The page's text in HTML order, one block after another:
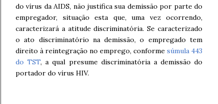
do vírus da AIDS, não justifica sua demissão por parte do
empregador, situação esta que, uma vez ocorrendo,
caracterizará a atitude discriminatória. Se caracterizado
o ato discriminatório na demissão, o empregado tem
direito à reintegração no emprego, conforme súmula 443
do TST, a qual presume discriminatória a demissão do
portador do vírus HIV.